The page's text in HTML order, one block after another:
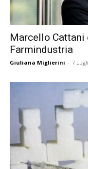
Marcello Cattani
Farmindustria
Giuliana Miglierini - 7